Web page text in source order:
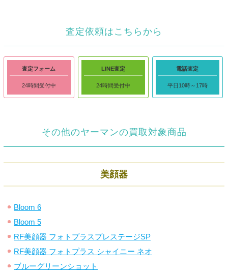
査定依頼はこちらから
査定フォーム
24時間受付中
LINE査定
24時間受付中
電話査定
平日10時～17時
その他のヤーマンの買取対象商品
美顔器
Bloom 6
Bloom 5
RF美顔器 フォトプラスプレステージSP
RF美顔器 フォトプラス シャイニー ネオ
ブルーグリーンショット